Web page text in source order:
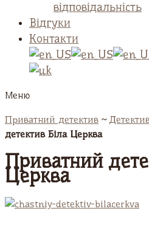
відповідальність
Відгуки
Контакти
Меню
Приватний детектив ~
детектив Біла Церква
Приватний
Церква